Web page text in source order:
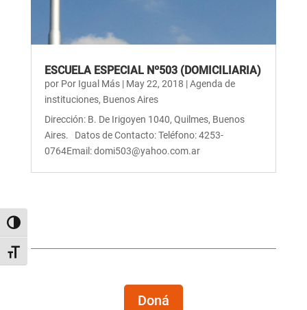
Alternar alto contraste
Alternar tamaño de letra
ESCUELA ESPECIAL Nº503 (DOMICILIARIA)
por Por Igual Más| May 22, 2018 |Agenda de
instituciones, Buenos Aires
Dirección: B. De Irigoyen 1040, Quilmes, Buenos
Aires. Datos de Contacto: Teléfono: 4253-
0764Email: domi503@yahoo.com.ar
Doná